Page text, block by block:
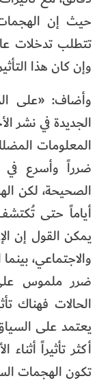
حيث إن
تتطلب تدخلات
وإن كان هذا
وأضاف: «على
الجديدة في نشر
المعلومات
ضرراً وأسرع في
الصحيحة، لكن
أياماً حتى
يمكن القول إن
والاجتماعي،
ضرر ملموس
الحالات فهناك
يعتمد على
أكثر تأثيراً
تكون الهجمات